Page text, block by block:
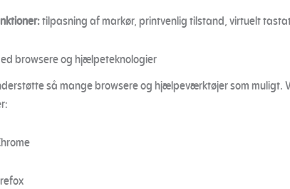
tilpasning af markør, printvenlig tilstand, virtuelt
browsere og hjælpeteknologier
så mange browsere og hjælpeværktøjer som muligt.